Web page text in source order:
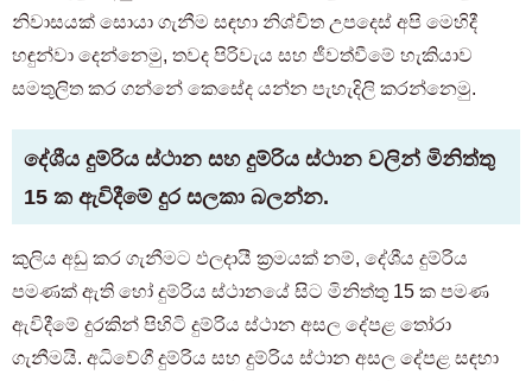
නිවාසයක් සොයා ගැනීම සඳහා නිශ්චිත උපදෙස් අපි මෙහිදී
හඳුන්වා දෙන්නෙමු, තවද පිරිවැය සහ ජීවත්වීමේ හැකියාව
සමතුලිත කර ගන්නේ කෙසේද යන්න පැහැදිලි කරන්නෙමු.
දේශීය දුම්රිය ස්ථාන සහ දුම්රිය ස්ථාන වලින් මිනිත්තු
15 ක ඇවිදීමේ දුර සලකා බලන්න.
කුලිය අඩු කර ගැනීමට ඵලදායී ක්‍රමයක් නම්, දේශීය දුම්රිය
පමණක් ඇති හෝ දුම්රිය ස්ථානයේ සිට මිනිත්තු 15 ක පමණ
ඇවිදීමේ දුරකින් පිහිටි දුම්රිය ස්ථාන අසල දේපළ තෝරා
ගැනීමයි. අධිවේගී දුම්රිය සහ දුම්රිය ස්ථාන අසල දේපළ සඳහා